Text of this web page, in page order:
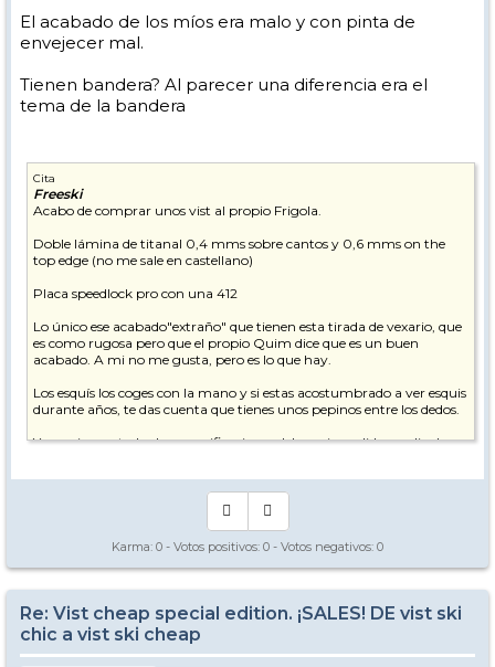
El acabado de los míos era malo y con pinta de
envejecer mal.
Tienen bandera? Al parecer una diferencia era el
tema de la bandera
Cita
Freeski
Acabo de comprar unos vist al propio Frigola.
Doble lámina de titanal 0,4 mms sobre cantos y 0,6 mms on the
top edge (no me sale en castellano)
Placa speedlock pro con una 412
Lo único ese acabado"extraño" que tienen esta tirada de vexario, que
es como rugosa pero que el propio Quim dice que es un buen
acabado. A mi no me gusta, pero es lo que hay.
Los esquís los coges con la mano y si estas acostumbrado a ver esquis
durante años, te das cuenta que tienes unos pepinos entre los dedos.
Y en mi caso, todas las especificaciones del esqui, medidas, radio de
temporada.
Y no puedo decir más. Hubiese preferido un acabado "liso" pero esto
es lo que hay, y es en parte lo que ha llevado a la confusión en mi
Karma: 0 - Votos positivos: 0 - Votos negativos: 0
Re: Vist cheap special edition. ¡SALES! DE vist ski
chic a vist ski cheap